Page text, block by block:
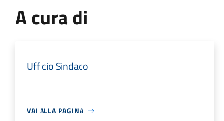
A cura di
Ufficio Sindaco
VAI ALLA PAGINA